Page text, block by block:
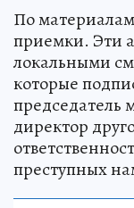
По
приемки. Эти
локальными
которые
председатель
директор
преступных